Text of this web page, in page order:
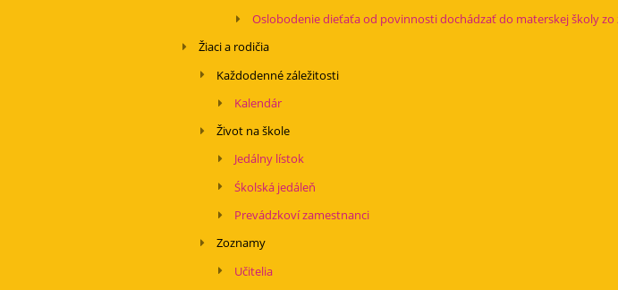
Oslobodenie dieťaťa od povinnosti dochádzať do materskej školy
Žiaci a rodičia
Každodenné záležitosti
Kalendár
Život na škole
Jedálny lístok
Śkolská jedáleň
Prevádzkoví zamestnanci
Zoznamy
Učitelia